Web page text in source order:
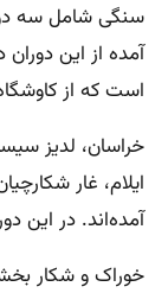
سنگی شامل سه
آمده از این دوران
است که از
خراسان، لدیز
ایلام، غار
آمده‌اند. در این
خوراک و شکار